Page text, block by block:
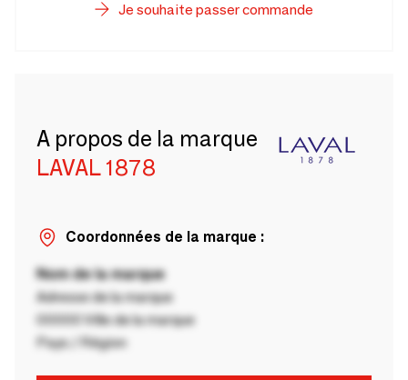
Je souhaite passer commande
A propos de la marque
LAVAL 1878
Coordonnées de la marque :
Nom de la marque
Adresse de la marque
00000 Ville de la marque
Pays / Région